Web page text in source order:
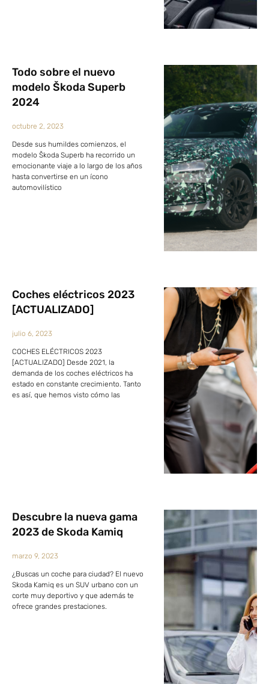
Todo sobre el nuevo
modelo Škoda Superb
2024
octubre 2, 2023
Desde sus humildes comienzos, el
modelo Škoda Superb ha recorrido un
emocionante viaje a lo largo de los años
hasta convertirse en un ícono
automovilístico
Coches eléctricos 2023
[ACTUALIZADO]
julio 6, 2023
COCHES ELÉCTRICOS 2023
[ACTUALIZADO] Desde 2021, la
demanda de los coches eléctricos ha
estado en constante crecimiento. Tanto
es así, que hemos visto cómo las
Descubre la nueva gama
2023 de Skoda Kamiq
marzo 9, 2023
¿Buscas un coche para ciudad? El nuevo
Skoda Kamiq es un SUV urbano con un
corte muy deportivo y que además te
ofrece grandes prestaciones.